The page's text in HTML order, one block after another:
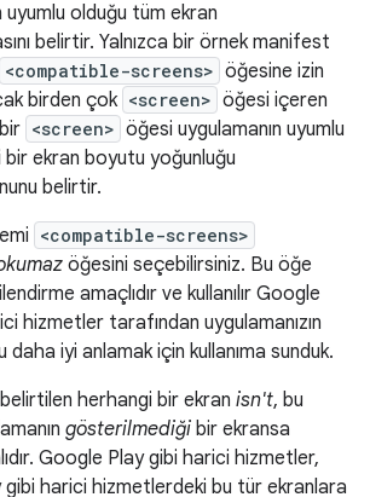
uyumlu olduğu tüm ekran
belirtir. Yalnızca bir örnek manifest
<compatible-screens> öğesine izin
birden çok <screen> öğesi içeren
<screen> öğesi uygulamanın uyumlu
bir ekran boyutu yoğunluğu
belirtir.
<compatible-screens>
öğesini seçebilirsiniz. Bu öğe
amaçlıdır ve kullanılır Google
hizmetler tarafından uygulamanızın
daha iyi anlamak için kullanıma sunduk.
herhangi bir ekran isn't, bu
gösterilmediği bir ekransa
Google Play gibi harici hizmetler,
harici hizmetlerdeki bu tür ekranlara